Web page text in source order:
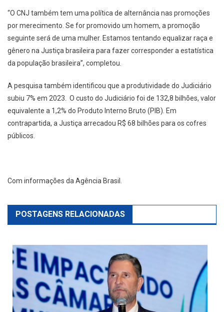
“O CNJ também tem uma política de alternância nas promoções
por merecimento. Se for promovido um homem, a promoção
seguinte será de uma mulher. Estamos tentando equalizar raça e
gênero na Justiça brasileira para fazer corresponder a estatística
da população brasileira”, completou.
A pesquisa também identificou que a produtividade do Judiciário
subiu 7% em 2023. O custo do Judiciário foi de 132,8 bilhões, valor
equivalente a 1,2% do Produto Interno Bruto (PIB). Em
contrapartida, a Justiça arrecadou R$ 68 bilhões para os cofres
públicos.
Com informações da Agência Brasil.
POSTAGENS RELACIONADAS